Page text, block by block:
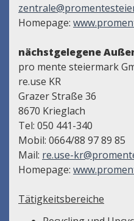
Homepage:
nächstgelegene
pro mente steiermark
re.use KR
Grazer Straße 36
8670 Krieglach
Tel: 050 441-340
Mobil: 0664/88 97 89 85
Mail: re.use-
Homepage:
Tätigkeitsbereiche